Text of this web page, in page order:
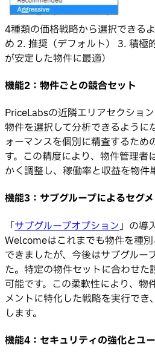
4種類の価格戦略から選択できる
め 2. 推奨（デフォルト） 3. 積極
が安定した物件に最適）
機能2：物件ごとの競合セット
PriceLabsの近隣エリアセクショ
物件を選択して分析できるように
ォーマンスを個別に精査するため
す。この精度により、物件管理者
かく調整し、稼働率と収益を物件
機能3：サブグループによるセグ
「サブグループオプション」の導
Welcomeはこれまでも物件を種
できましたが、今後はサブグルー
た。特定の物件セットに合わせた
可能です。この柔軟性により、物
メントに特化した戦略を実行で
します。
機能4：セキュリティの強化とユ